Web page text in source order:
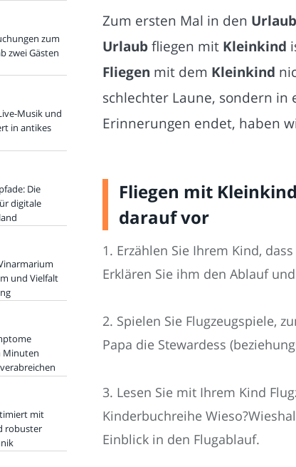
Zum ersten Mal in den Urlaub
Urlaubfliegen mit Kleinkind
Fliegen mit dem Kleinkind
schlechter Laune, sondern
Erinnerungen endet, haben
Fliegen mit
darauf vor
1. Erzählen Sie Ihrem Kind,
Erklären Sie ihm den Ablauf
2. Spielen Sie Flugzeugspiele,
Papa die Stewardess
3. Lesen Sie mit Ihrem Kind
Kinderbuchreihe
Einblick in den Flugablauf.
zum
zwei Gästen
Musik und
in antikes
Die
digitale
und Vielfalt
Minuten
mit
robuster